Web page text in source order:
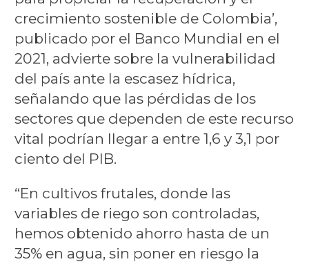
crecimiento sostenible de Colombia’,
publicado por el Banco Mundial en el
2021, advierte sobre la vulnerabilidad
del país ante la escasez hídrica,
señalando que las pérdidas de los
sectores que dependen de este recurso
vital podrían llegar a entre 1,6 y 3,1 por
ciento del PIB.
“En cultivos frutales, donde las
variables de riego son controladas,
hemos obtenido ahorro hasta de un
35% en agua, sin poner en riesgo la